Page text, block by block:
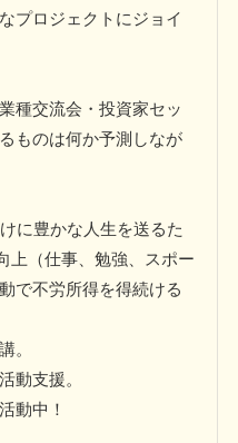
プロジェクトにジョイ
種交流会・投資家セッ
ものは何か予測しなが
に豊かな人生を送るた
上（仕事、勉強、スポー
で不労所得を得続ける
。
動支援。
動中！